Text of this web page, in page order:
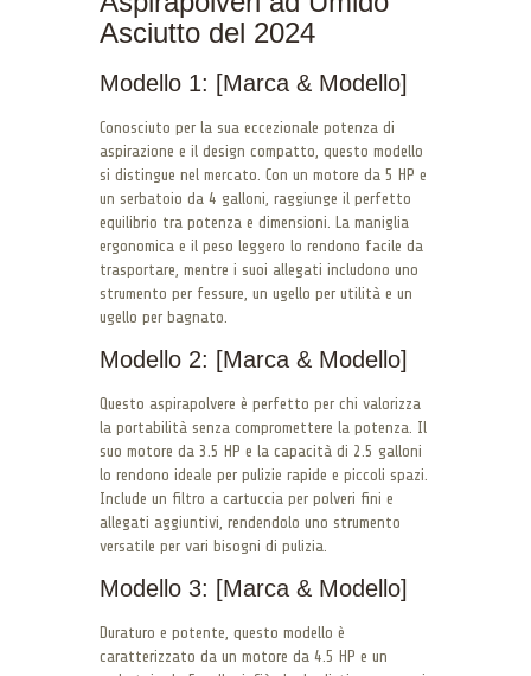
Asciutto del 2024
Modello 1: [Marca & Modello]
Conosciuto per la sua eccezionale potenza di
aspirazione e il design compatto, questo modello
si distingue nel mercato. Con un motore da 5 HP e
un serbatoio da 4 galloni, raggiunge il perfetto
equilibrio tra potenza e dimensioni. La maniglia
ergonomica e il peso leggero lo rendono facile da
trasportare, mentre i suoi allegati includono uno
strumento per fessure, un ugello per utilità e un
ugello per bagnato.
Modello 2: [Marca & Modello]
Questo aspirapolvere è perfetto per chi valorizza
la portabilità senza compromettere la potenza. Il
suo motore da 3.5 HP e la capacità di 2.5 galloni
lo rendono ideale per pulizie rapide e piccoli spazi.
Include un filtro a cartuccia per polveri fini e
allegati aggiuntivi, rendendolo uno strumento
versatile per vari bisogni di pulizia.
Modello 3: [Marca & Modello]
Duraturo e potente, questo modello è
caratterizzato da un motore da 4.5 HP e un